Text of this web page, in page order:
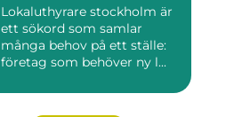
Lokaluthyrare stockholm är
ett sökord som samlar
många behov på ett ställe:
företag som behöver ny l...